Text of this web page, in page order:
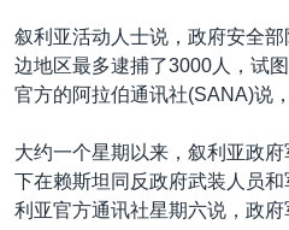
全球议题
环境
美国建国250周年
埃博拉疫情
重要讲话与声明
台海两岸关系
关注我们
其他语言网站
叙利亚活动人士说，政府安全
边地区最多逮捕了3000人，试
官方的阿拉伯通讯社(SANA)说
大约一个星期以来，叙利亚政
下在赖斯坦同反政府武装人员
利亚官方通讯社星期六说，政府